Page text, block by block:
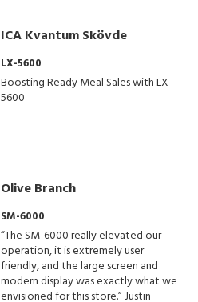
ICA Kvantum Skövde
LX-5600
Boosting Ready Meal Sales with LX-
5600
Olive Branch
SM-6000
“The SM-6000 really elevated our
operation, it is extremely user
friendly, and the large screen and
modern display was exactly what we
envisioned for this store.” Justin